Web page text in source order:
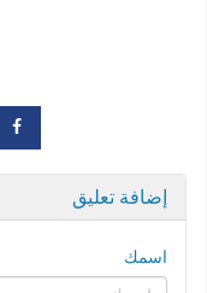
إضافة تعليق
اسمك